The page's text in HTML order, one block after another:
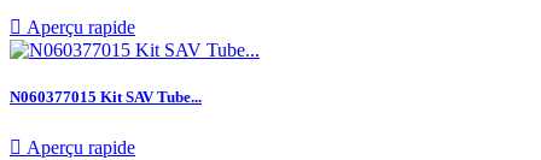
 Aperçu rapide
N060377015 Kit SAV Tube...
 Aperçu rapide